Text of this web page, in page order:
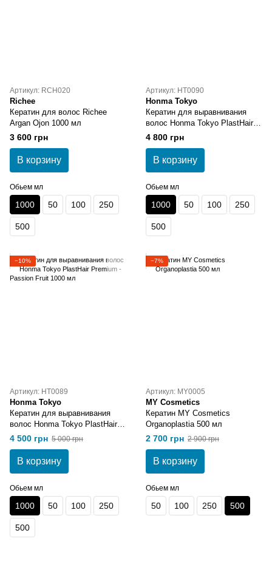
Артикул: RCH020
Richee
Кератин для волос Richee
Argan Ojon 1000 мл
3 600 грн
В корзину
Обьем мл
1000 50 100 250
500
Артикул: HT0090
Honma Tokyo
Кератин для выравнивания
волос Honma Tokyo PlastHair
Premium - Precious Blend 1000
4 800 грн
В корзину
Обьем мл
1000 50 100 250
500
−10%
Артикул: HT0089
Honma Tokyo
Кератин для выравнивания
волос Honma Tokyo PlastHair
Premium - Passion Fruit 1000
4 500 грн 5 000 грн
В корзину
Обьем мл
1000 50 100 250
500
−7%
Артикул: MY0005
MY Cosmetics
Кератин MY Cosmetics
Organoplastia 500 мл
2 700 грн 2 900 грн
В корзину
Обьем мл
50 100 250 500